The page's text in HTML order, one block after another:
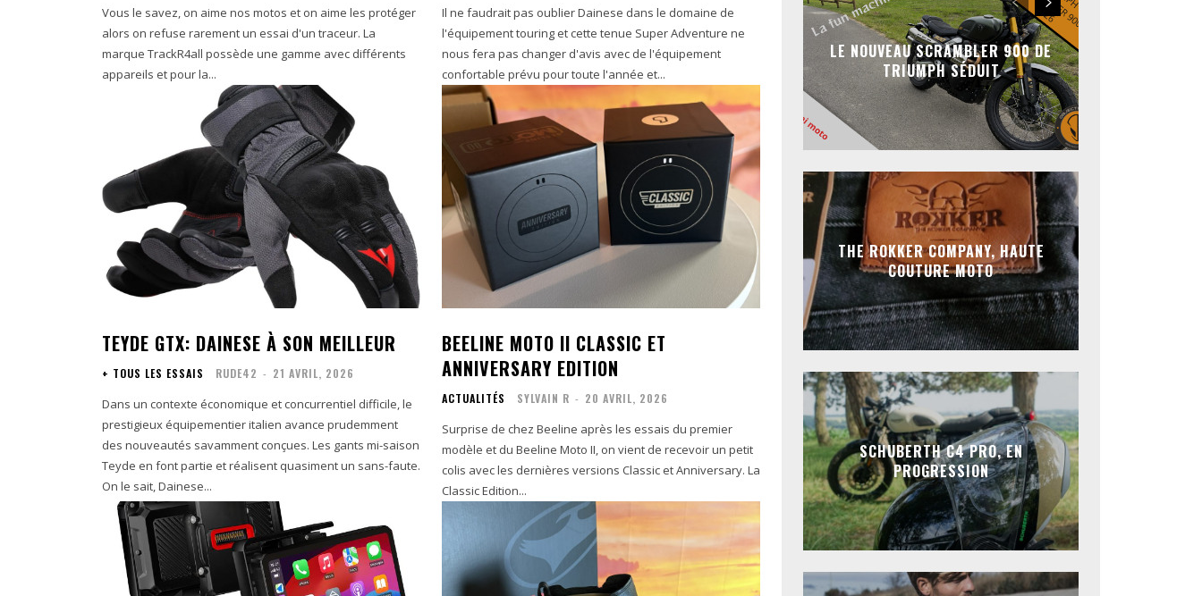
Vous le savez, on aime nos motos et on aime les protéger
alors on refuse rarement un essai d'un traceur. La
marque TrackR4all possède une gamme avec différents
appareils et pour la...
Il ne faudrait pas oublier Dainese dans le domaine de
l'équipement touring et cette tenue Super Adventure ne
nous fera pas changer d'avis avec de l'équipement
confortable prévu pour toute l'année et...
TEYDE GTX: DAINESE À SON MEILLEUR
+ TOUS LES ESSAIS RUDE42 - 21 AVRIL, 2026
Dans un contexte économique et concurrentiel difficile, le
prestigieux équipementier italien avance prudemment
des nouveautés savamment conçues. Les gants mi-saison
Teyde en font partie et réalisent quasiment un sans-faute.
On le sait, Dainese...
BEELINE MOTO II CLASSIC ET
ANNIVERSARY EDITION
ACTUALITÉS SYLVAIN R - 20 AVRIL, 2026
Surprise de chez Beeline après les essais du premier
modèle et du Beeline Moto II, on vient de recevoir un petit
colis avec les dernières versions Classic et Anniversary. La
Classic Edition...
LE NOUVEAU SCRAMBLER 900 DE
TRIUMPH SÉDUIT
THE ROKKER COMPANY, HAUTE
COUTURE MOTO
SCHUBERTH C4 PRO, EN
PROGRESSION